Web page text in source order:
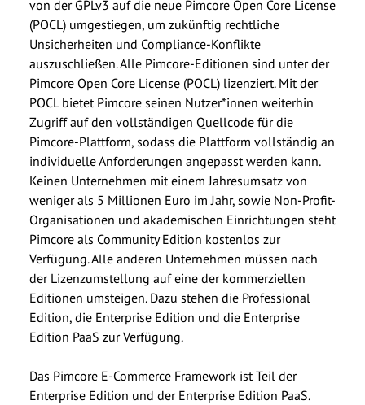
von der GPLv3 auf die neue Pimcore Open Core License
(POCL) umgestiegen, um zukünftig rechtliche
Unsicherheiten und Compliance-Konflikte
auszuschließen. Alle Pimcore-Editionen sind unter der
Pimcore Open Core License (POCL) lizenziert. Mit der
POCL bietet Pimcore seinen Nutzer*innen weiterhin
Zugriff auf den vollständigen Quellcode für die
Pimcore-Plattform, sodass die Plattform vollständig an
individuelle Anforderungen angepasst werden kann.
Keinen Unternehmen mit einem Jahresumsatz von
weniger als 5 Millionen Euro im Jahr, sowie Non-Profit-
Organisationen und akademischen Einrichtungen steht
Pimcore als Community Edition kostenlos zur
Verfügung. Alle anderen Unternehmen müssen nach
der Lizenzumstellung auf eine der kommerziellen
Editionen umsteigen. Dazu stehen die Professional
Edition, die Enterprise Edition und die Enterprise
Edition PaaS zur Verfügung.
Das Pimcore E-Commerce Framework ist Teil der
Enterprise Edition und der Enterprise Edition PaaS.